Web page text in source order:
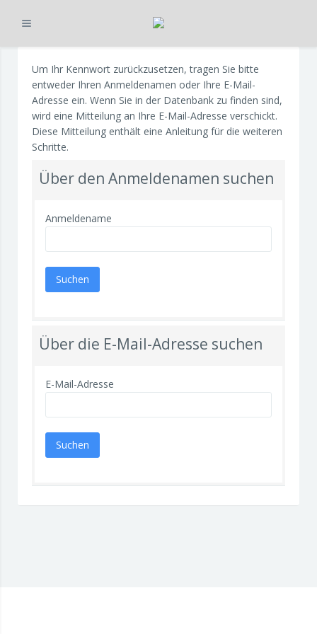
Ausklappen
Um Ihr Kennwort zurückzusetzen, tragen Sie bitte
entweder Ihren Anmeldenamen oder Ihre E-Mail-
Adresse ein. Wenn Sie in der Datenbank zu finden sind,
wird eine Mitteilung an Ihre E-Mail-Adresse verschickt.
Diese Mitteilung enthält eine Anleitung für die weiteren
Schritte.
Über den Anmeldenamen suchen
Anmeldename
Über die E-Mail-Adresse suchen
E-Mail-Adresse